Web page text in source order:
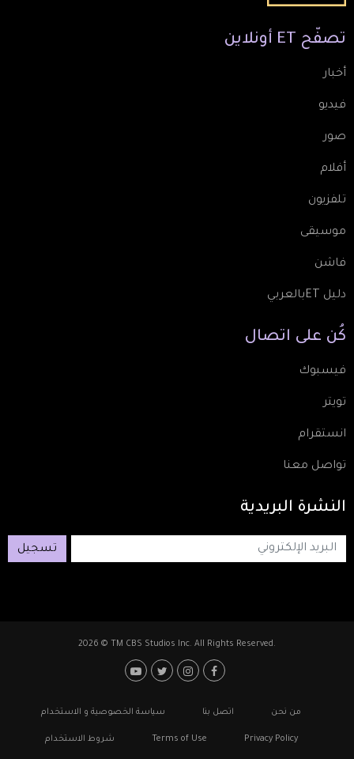
تصفّح ET أونلاين
أخبار
فيديو
صور
أفلام
تلفزيون
موسيقى
فاشن
دليل ETبالعربي
كُن على اتصال
فيسبوك
تويتر
انستقرام
تواصل معنا
النشرة البريدية
تسجيل
2026 © TM CBS Studios Inc. All Rights Reserved.
Footer: Social Media
Footerمن نحن اتصل بنا سياسة الخصوصية و الاستخدام
Privacy Policy
Terms of Use شروط الاستخدام